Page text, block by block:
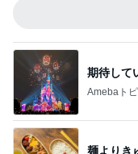
Amebaト
娘を見習
Amebaト